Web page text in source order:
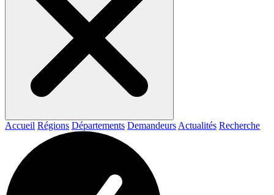
Accueil Régions Départements Demandeurs Actualités Recherche